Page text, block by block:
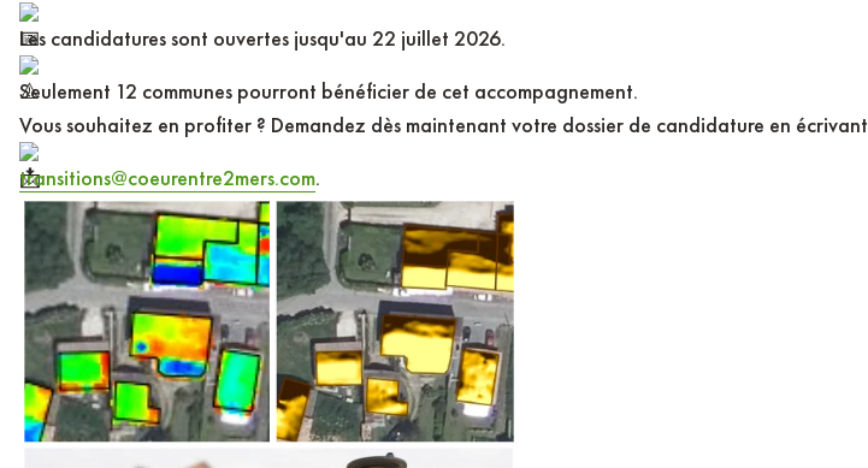
Les candidatures sont ouvertes jusqu'au 22 juillet 2026.
Seulement 12 communes pourront bénéficier de cet accompagnement.
Vous souhaitez en profiter ? Demandez dès maintenant votre dossier de candidature en
transitions@coeurentre2mers.com.